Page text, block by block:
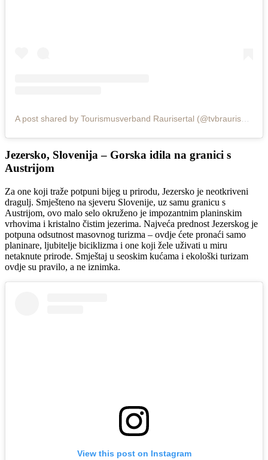
Jezersko, Slovenija – Gorska idila na granici s
Austrijom
Za one koji traže potpuni bijeg u prirodu, Jezersko je neotkriveni
dragulj. Smješteno na sjeveru Slovenije, uz samu granicu s
Austrijom, ovo malo selo okruženo je impozantnim planinskim
vrhovima i kristalno čistim jezerima. Najveća prednost Jezerskog je
potpuna odsutnost masovnog turizma – ovdje ćete pronaći samo
planinare, ljubitelje biciklizma i one koji žele uživati u miru
netaknute prirode. Smještaj u seoskim kućama i ekološki turizam
ovdje su pravilo, a ne iznimka.
View this post on Instagram